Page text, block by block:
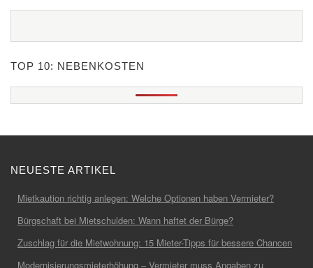
TOP 10: NEBENKOSTEN
NEUESTE ARTIKEL
Mietkaution richtig anlegen: Welche Optionen haben Vermieter?
Bürgschaft bei Mietschulden: Wann haftet der Bürge?
Zuschlag für die Mietwohnung: 15 Mieter-Tipps für bessere Chancen
Modernisierungsmieterhöhung – Vermieter muss Angaben zu